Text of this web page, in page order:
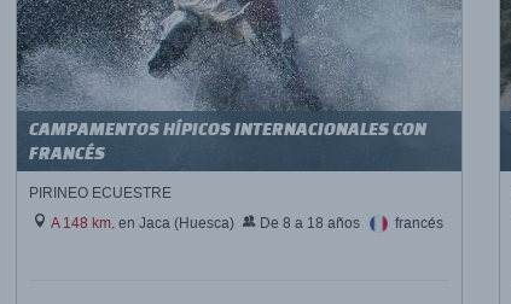
CAMPAMENTOS HÍPICOS INTERNACIONALES CON
FRANCÉS
PIRINEO ECUESTRE
A 148 km,en Jaca (Huesca) De 8 a 18 años francés